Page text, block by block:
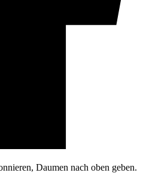
Daumen nach oben geben.